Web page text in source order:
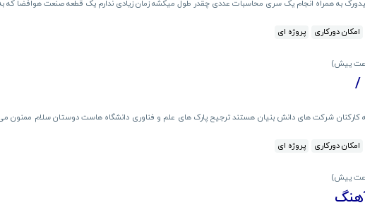
امکان دورکاری پروژه ای
پیش)
امکان دورکاری پروژه ای
پیش)